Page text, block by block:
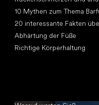
10 Mythen zum Thema
20 interessante Fakten
Abhärtung der Füße
Richtige Körperhaltung